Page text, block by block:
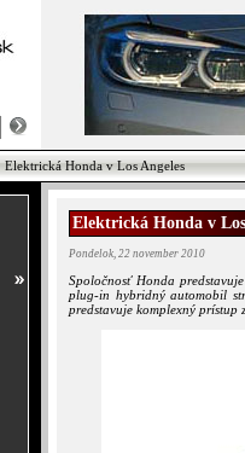
Elektrická Honda v Los Angeles
Elektrická Honda v
Pondelok, 22 november 2010
Spoločnosť Honda
plug-in hybridný automobil
predstavuje komplexný prístup